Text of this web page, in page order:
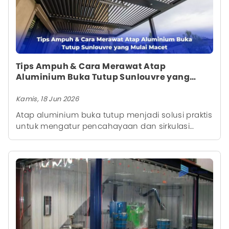
perbedaan Roman Bars dan Roman Shade akan
membantu Anda menentukan pilihan yang
paling sesuai dengan kebutuhan dan konsep
ruangan.
Tips Ampuh & Cara Merawat Atap
Aluminium Buka Tutup Sunlouvre yang
Kamis, 18 Jun 2026
Atap aluminium buka tutup menjadi solusi praktis
untuk mengatur pencahayaan dan sirkulasi
udara di area teras, carport, maupun taman
belakang. Namun, seiring pemakaian, tidak sedikit
pemilik rumah yang mulai mengalami masalah
atap sulit digeser, terasa berat saat dibuka, atau
bahkan macet total. Kondisi ini umumnya
disebabkan oleh penumpukan debu, kurangnya
pelumasan, hingga komponen rel yang mulai
aus.Kabar baiknya, sebagian besar masalah